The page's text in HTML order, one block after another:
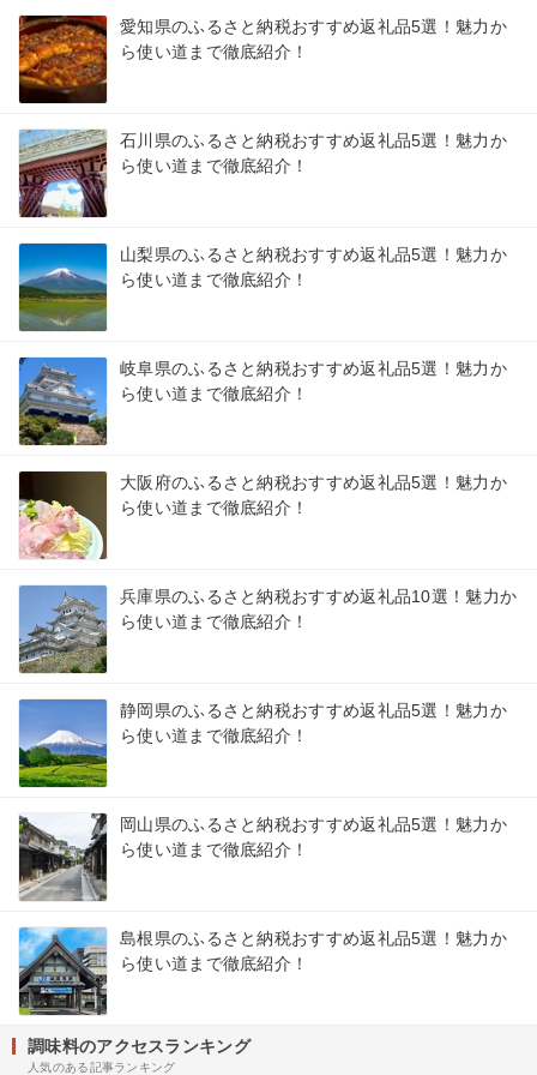
愛知県のふるさと納税おすすめ返礼品5選！魅力か
ら使い道まで徹底紹介！
石川県のふるさと納税おすすめ返礼品5選！魅力か
ら使い道まで徹底紹介！
山梨県のふるさと納税おすすめ返礼品5選！魅力か
ら使い道まで徹底紹介！
岐阜県のふるさと納税おすすめ返礼品5選！魅力か
ら使い道まで徹底紹介！
大阪府のふるさと納税おすすめ返礼品5選！魅力か
ら使い道まで徹底紹介！
兵庫県のふるさと納税おすすめ返礼品10選！魅力か
ら使い道まで徹底紹介！
静岡県のふるさと納税おすすめ返礼品5選！魅力か
ら使い道まで徹底紹介！
岡山県のふるさと納税おすすめ返礼品5選！魅力か
ら使い道まで徹底紹介！
島根県のふるさと納税おすすめ返礼品5選！魅力か
ら使い道まで徹底紹介！
調味料のアクセスランキング
人気のある記事ランキング